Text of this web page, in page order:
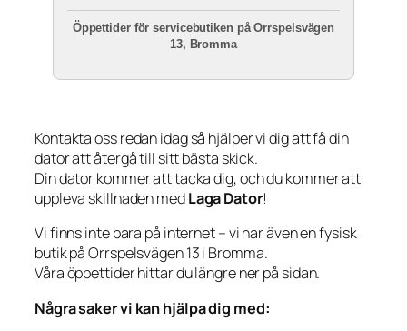
Öppettider för servicebutiken på Orrspelsvägen
13, Bromma
Kontakta oss redan idag så hjälper vi dig att få din
dator att återgå till sitt bästa skick.
Din dator kommer att tacka dig, och du kommer att
uppleva skillnaden medLaga Dator!
Vi finns inte bara på internet – vi har även en fysisk
butik på Orrspelsvägen 13 i Bromma.
Våra öppettider hittar du längre ner på sidan.
Några saker vi kan hjälpa dig med: